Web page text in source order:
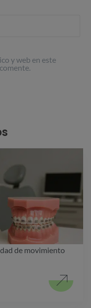
y web en este
de movimiento